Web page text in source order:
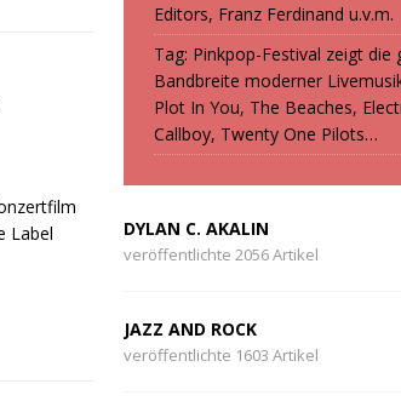
Label
Editors, Franz Ferdinand u.v.m.
Tag: Pinkpop-Festival zeigt die
Bandbreite moderner
Plot In You, The Beaches,
Callboy, Twenty One Pilots…
DYLAN C. AKALIN
veröffentlichte 2056 Artikel
JAZZ AND ROCK
veröffentlichte 1603 Artikel